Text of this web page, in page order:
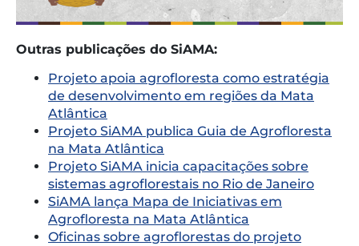
Outras publicações do SiAMA:
Projeto apoia agrofloresta como estratégia
de desenvolvimento em regiões da Mata
Atlântica
Projeto SiAMA publica Guia de Agrofloresta
na Mata Atlântica
Projeto SiAMA inicia capacitações sobre
sistemas agroflorestais no Rio de Janeiro
SiAMA lança Mapa de Iniciativas em
Agrofloresta na Mata Atlântica
Oficinas sobre agroflorestas do projeto